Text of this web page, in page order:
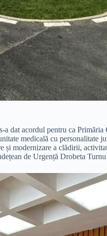
dat acordul pentru ca Primăria
medicală cu personalitate
modernizare a clădirii,
de Urgență Drobeta